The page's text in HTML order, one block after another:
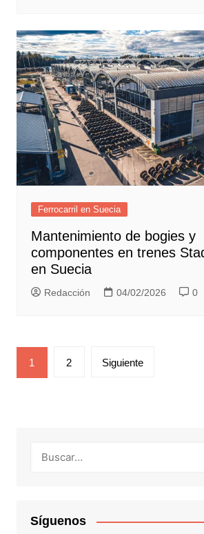
Ferrocarril en Suecia
Mantenimiento de bogies y
componentes en trenes
en Suecia
Redacción 04/02/2026 0
Paginación
de
1 2 Siguiente
Síguenos